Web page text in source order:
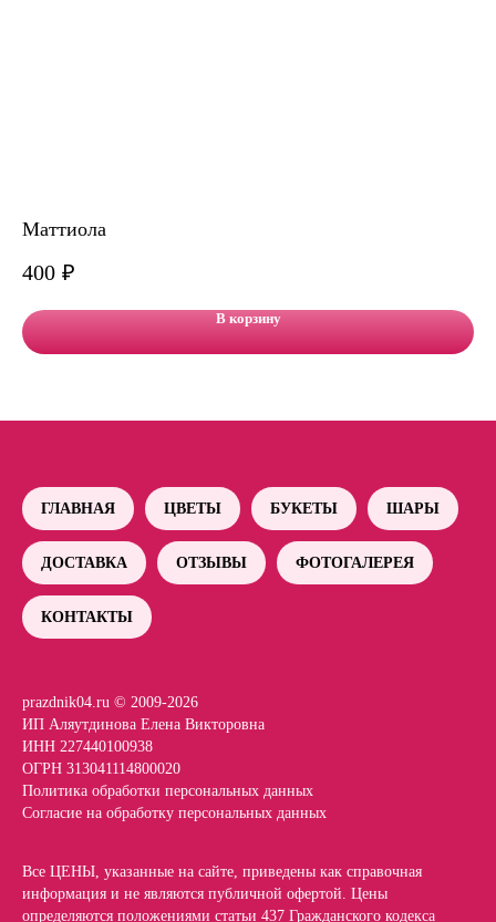
Маттиола
400 ₽
В корзину
ГЛАВНАЯ ЦВЕТЫ БУКЕТЫ ШАРЫ
ДОСТАВКА ОТЗЫВЫ ФОТОГАЛЕРЕЯ
КОНТАКТЫ
prazdnik04.ru © 2009-2026
ИП Аляутдинова Елена Викторовна
ИНН 227440100938
ОГРН 313041114800020
Политика обработки персональных данных
Согласие на обработку персональных данных
Все ЦЕНЫ, указанные на сайте, приведены как справочная
информация и не являются публичной офертой. Цены
определяются положениями статьи 437 Гражданского кодекса